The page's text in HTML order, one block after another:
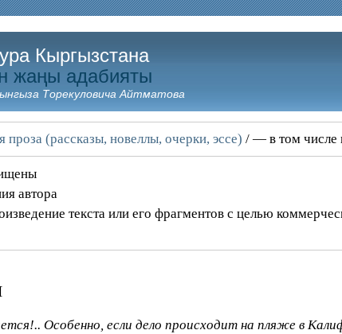
Кыргызстана
жаңы адабияты
Торекуловича Айтматова
проза (рассказы, новеллы, очерки, эссе) / — в том
автора
текста или его фрагментов с целью
Особенно, если дело происходит на пляже в